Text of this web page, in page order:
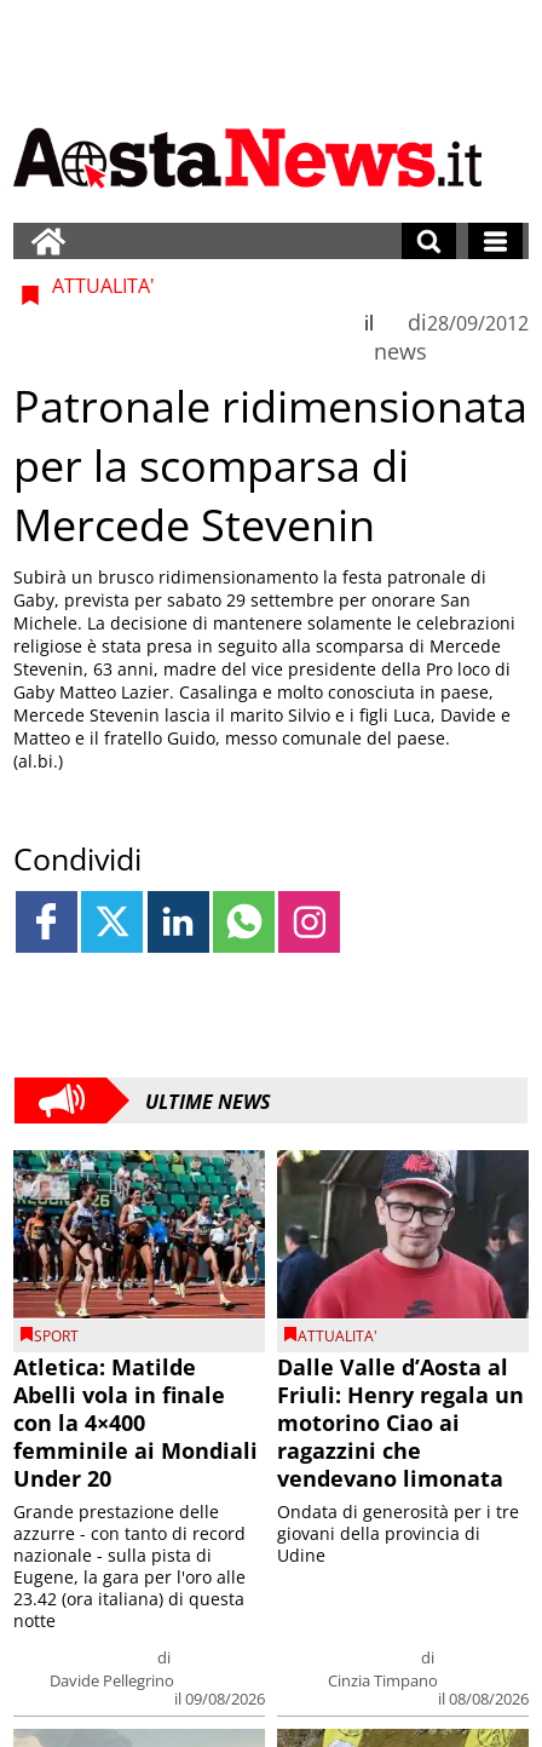
ATTUALITA'
di
news
il 28/09/2012
Patronale ridimensionata
per la scomparsa di
Mercede Stevenin
Subirà un brusco ridimensionamento la festa patronale di
Gaby, prevista per sabato 29 settembre per onorare San
Michele. La decisione di mantenere solamente le celebrazioni
religiose è stata presa in seguito alla scomparsa di Mercede
Stevenin, 63 anni, madre del vice presidente della Pro loco di
Gaby Matteo Lazier. Casalinga e molto conosciuta in paese,
Mercede Stevenin lascia il marito Silvio e i figli Luca, Davide e
Matteo e il fratello Guido, messo comunale del paese.
(al.bi.)
Condividi
ULTIME NEWS
SPORT
Atletica: Matilde
Abelli vola in finale
con la 4×400
femminile ai Mondiali
Under 20
di
Davide Pellegrino
il 09/08/2026
Grande prestazione delle
azzurre - con tanto di record
nazionale - sulla pista di
Eugene, la gara per l'oro alle
23.42 (ora italiana) di questa
notte
ATTUALITA'
Dalle Valle d’Aosta al
Friuli: Henry regala un
motorino Ciao ai
ragazzini che
vendevano limonata
di
Cinzia Timpano
il 08/08/2026
Ondata di generosità per i tre
giovani della provincia di
Udine